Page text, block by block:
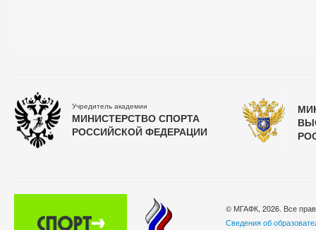
Учредитель академии
МИНИСТЕРСТВО СПОРТА
РОССИЙСКОЙ ФЕДЕРАЦИИ
© МГАФК, 2026. Все
Сведения об